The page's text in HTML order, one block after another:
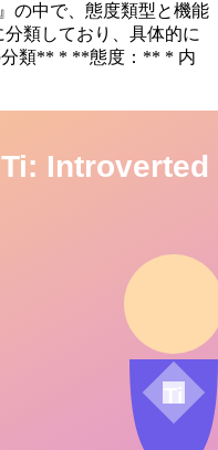
の中で、態度類型と機能
類しており、具体的に
分類** * **態度：** * 内